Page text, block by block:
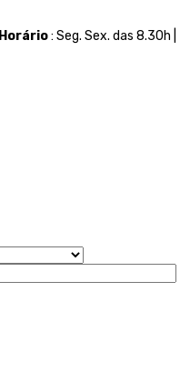
Horário: Seg. Sex. das 8.30h |